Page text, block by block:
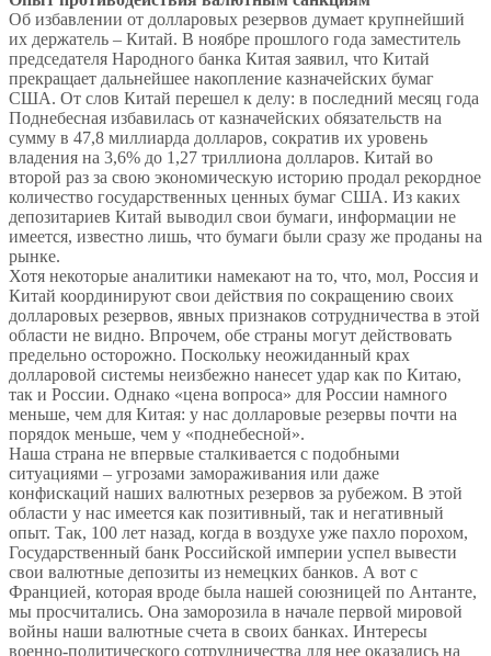
Об избавлении от долларовых резервов думает крупнейший
их держатель – Китай. В ноябре прошлого года заместитель
председателя Народного банка Китая заявил, что Китай
прекращает дальнейшее накопление казначейских бумаг
США. От слов Китай перешел к делу: в последний месяц года
Поднебесная избавилась от казначейских обязательств на
сумму в 47,8 миллиарда долларов, сократив их уровень
владения на 3,6% до 1,27 триллиона долларов. Китай во
второй раз за свою экономическую историю продал рекордное
количество государственных ценных бумаг США. Из каких
депозитариев Китай выводил свои бумаги, информации не
имеется, известно лишь, что бумаги были сразу же проданы на
рынке.
Хотя некоторые аналитики намекают на то, что, мол, Россия и
Китай координируют свои действия по сокращению своих
долларовых резервов, явных признаков сотрудничества в этой
области не видно. Впрочем, обе страны могут действовать
предельно осторожно. Поскольку неожиданный крах
долларовой системы неизбежно нанесет удар как по Китаю,
так и России. Однако «цена вопроса» для России намного
меньше, чем для Китая: у нас долларовые резервы почти на
порядок меньше, чем у «поднебесной».
Наша страна не впервые сталкивается с подобными
ситуациями – угрозами замораживания или даже
конфискаций наших валютных резервов за рубежом. В этой
области у нас имеется как позитивный, так и негативный
опыт. Так, 100 лет назад, когда в воздухе уже пахло порохом,
Государственный банк Российской империи успел вывести
свои валютные депозиты из немецких банков. А вот с
Францией, которая вроде была нашей союзницей по Антанте,
мы просчитались. Она заморозила в начале первой мировой
войны наши валютные счета в своих банках. Интересы
военно-политического сотрудничества для нее оказались на